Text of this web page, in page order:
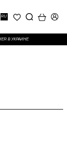
RU
В УКРАИНЕ